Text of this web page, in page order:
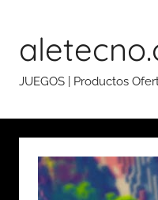
content
JUEGOS | Productos